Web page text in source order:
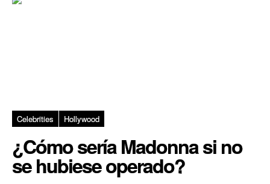
Celebrities Hollywood
¿Cómo sería Madonna si no
se hubiese operado?